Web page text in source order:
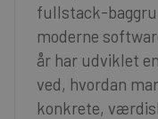
fullstack-
moderne
år har udviklet
ved, hvordan
konkrete,